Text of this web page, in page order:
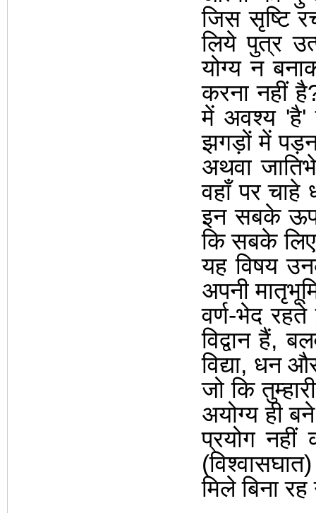
जिस सृष्टि
लिये पुत्र
योग्य न
करना नहीं है
में अवश्य 'है'
झगड़ों में
अथवा
वहाँ पर चाहे
इन सबके
कि सबके
यह विषय
अपनी
वर्ण-भेद
विद्वान हैं,
विद्या, धन
जो कि
अयोग्य ही
प्रयोग
मिले बिना